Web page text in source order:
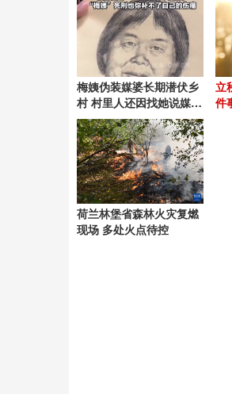
梅姨伪装媒婆长期潜伏乡
村 村里人还因找她说媒被
她骗过
立
件
荷兰林堡省森林火灾复燃
现场 多处火点待控